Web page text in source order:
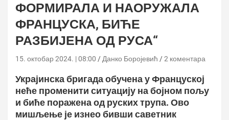
ФОРМИРАЛА И НАОРУЖАЛА
ФРАНЦУСКА, БИЋЕ
РАЗБИЈЕНА ОД РУСА“
15. октобар 2024. | 08:00 Данко Боројевић 2 коментара
Украјинска бригада обучена у Француској
неће променити ситуацију на бојном пољу
и биће поражена од руских трупа. Ово
мишљење је изнео бивши саветник